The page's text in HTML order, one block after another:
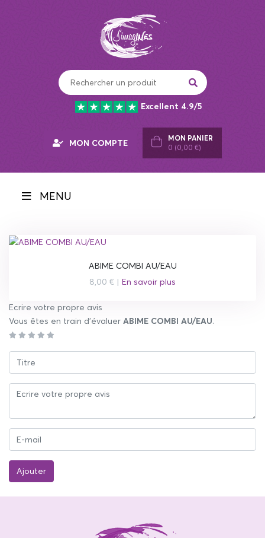
Excellent 4.9/5
MON COMPTE
MON PANIER
0 (0,00 €)
MENU
ABIME COMBI AU/EAU
8,00 € | En savoir plus
Ecrire votre propre avis
Vous êtes en train d’évaluer ABIME COMBI AU/EAU.
Ajouter